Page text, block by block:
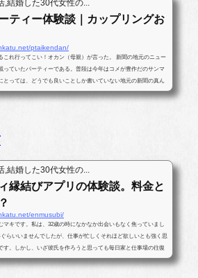
,結婚した30代女性の...
ティー体験談｜カップリングお
ptaikendan/
これ行ってこい！オカン（母親）が言った。 新聞の地元のニュー
っていたパーティーである。普段は今年はコメが豊作だのサンマ
とっては、どうでも良いことしか書いていない地元の新聞の真ん
に婚活パー...
,結婚した30代女性の...
縁結びアプリの体験談。料金と
enmusubi/
マキです。私は、32歳の時になかなか出会いもなく焦っていまし
らいいませんでしたが、仕事が忙しくそれほど欲しいとも強く思
す。しかし、いざ彼氏を作ろうと思っても毎日家と仕事場の往復
がなかったのです...